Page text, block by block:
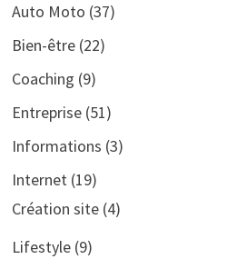
Auto Moto (37)
Bien-être(22)
Coaching (9)
Entreprise(51)
Informations (3)
Internet(19)
Création site(4)
Lifestyle(9)